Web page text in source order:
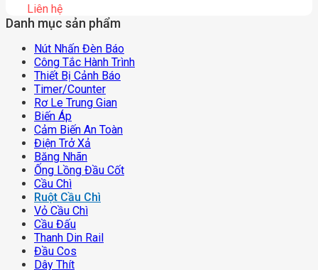
Liên hệ
Danh mục sản phẩm
Nút Nhấn Đèn Báo
Công Tắc Hành Trình
Thiết Bị Cảnh Báo
Timer/counter
Rơ Le Trung Gian
Biến Áp
Cảm Biến An Toàn
Điện Trở Xả
Băng Nhãn
Ống Lồng Đầu Cốt
Cầu Chì
Ruột Cầu Chì
Vỏ Cầu Chì
Cầu Đấu
Thanh Din Rail
Đầu Cos
Dây Thít